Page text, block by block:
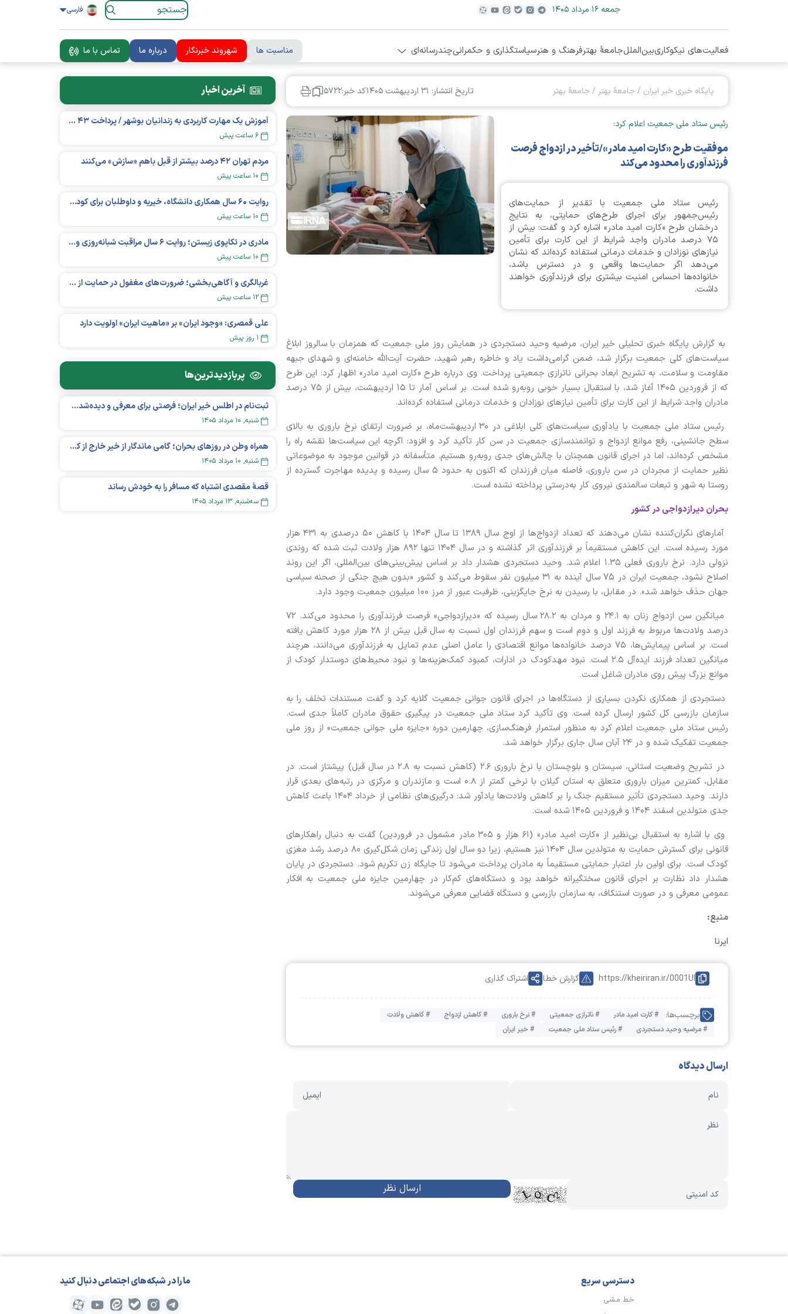
جمعه ۱۶ مرداد ۱۴۰۵ فارسی
فعالیت‌های نیکوکاریبین‌المللجامعۀ بهترفرهنگ و هنرسیاستگذاری و حکمرانیچندرسانه‌ای مناسبت ها شهروند خبرنگار درباره ما تماس با ما
پایگاه خبری خیر ایران /جامعۀ بهتر /جامعۀ بهتر تاریخ انتشار: ۳۱ ارديبهشت ۱۴۰۵ کد خبر:۵۷۲۲
رئیس ستاد ملی جمعیت اعلام کرد:
موفقیت طرح «کارت امید مادر»/تأخیر در ازدواج فرصت
فرزندآوری را محدود می‌کند
رئیس ستاد ملی جمعیت با تقدیر از حمایت‌های
رئیس‌جمهور برای اجرای طرح‌های حمایتی، به نتایج
درخشان طرح «کارت امید مادر» اشاره کرد و گفت: بیش از
۷۵ درصد مادران واجد شرایط از این کارت برای تأمین
نیاز‌های نوزادان و خدمات درمانی استفاده کرده‌اند که نشان
می‌دهد اگر حمایت‌ها واقعی و در دسترس باشد،
خانواده‌ها احساس امنیت بیشتری برای فرزندآوری خواهند
داشت.
به گزارش پایگاه خبری تحلیلی خیر ایران، مرضیه وحید دستجردی در همایش روز ملی جمعیت که همزمان با سالروز ابلاغ
سیاست‌های کلی جمعیت برگزار شد، ضمن گرامی‌داشت یاد و خاطره رهبر شهید، حضرت آیت‌الله خامنه‌ای و شهدای جبهه
مقاومت و سلامت، به تشریح ابعاد بحرانی ناترازی جمعیتی پرداخت. وی درباره طرح «کارت امید مادر» اظهار کرد: این طرح
که از فروردین ۱۴۰۵ آغاز شد، با استقبال بسیار خوبی روبه‌رو شده است. بر اساس آمار تا ۱۵ اردیبهشت، بیش از ۷۵ درصد
مادران واجد شرایط از این کارت برای تأمین نیازهای نوزادان و خدمات درمانی استفاده کرده‌اند.
رئیس ستاد ملی جمعیت با یادآوری سیاست‌های کلی ابلاغی در ۳۰ اردیبهشت‌ماه، بر ضرورت ارتقای نرخ باروری به بالای
سطح جانشینی، رفع موانع ازدواج و توانمندسازی جمعیت در سن کار تأکید کرد و افزود: اگرچه این سیاست‌ها نقشه راه را
مشخص کرده‌اند، اما در اجرای قانون همچنان با چالش‌های جدی روبه‌رو هستیم. متأسفانه در قوانین موجود به موضوعاتی
نظیر حمایت از مجردان در سن باروری، فاصله میان فرزندان که اکنون به حدود ۵ سال رسیده و پدیده مهاجرت گسترده از
روستا به شهر و تبعات سالمندی نیروی کار به‌درستی پرداخته نشده است.
بحران دیرازدواجی در کشور
آمارهای نگران‌کننده نشان می‌دهند که تعداد ازدواج‌ها از اوج سال ۱۳۸۹ تا سال ۱۴۰۴ با کاهش ۵۰ درصدی به ۴۳۱ هزار
مورد رسیده است. این کاهش مستقیماً بر فرزندآوری اثر گذاشته و در سال ۱۴۰۴ تنها ۸۹۲ هزار ولادت ثبت شده که روندی
نزولی دارد. نرخ باروری فعلی ۱.۳۵ اعلام شد. وحید دستجردی هشدار داد بر اساس پیش‌بینی‌های بین‌المللی، اگر این روند
اصلاح نشود، جمعیت ایران در ۷۵ سال آینده به ۳۱ میلیون نفر سقوط می‌کند و کشور «بدون هیچ جنگی از صحنه سیاسی
جهان حذف خواهد شد». در مقابل، با رسیدن به نرخ جایگزینی، ظرفیت عبور از مرز ۱۰۰ میلیون جمعیت وجود دارد.
میانگین سن ازدواج زنان به ۲۴.۱ و مردان به ۲۸.۲ سال رسیده که «دیرازدواجی» فرصت فرزندآوری را محدود می‌کند. ۷۲
درصد ولادت‌ها مربوط به فرزند اول و دوم است و سهم فرزندان اول نسبت به سال قبل بیش از ۲۸ هزار مورد کاهش یافته
است. بر اساس پیمایش‌ها، ۷۵ درصد خانواده‌ها موانع اقتصادی را عامل اصلی عدم تمایل به فرزندآوری می‌دانند، هرچند
میانگین تعداد فرزند ایده‌آل ۲.۵ است. نبود مهدکودک در ادارات، کمبود کمک‌هزینه‌ها و نبود محیط‌های دوستدار کودک از
موانع بزرگ پیش روی مادران شاغل است.
دستجردی از همکاری نکردن بسیاری از دستگاه‌ها در اجرای قانون جوانی جمعیت گلایه کرد و گفت مستندات تخلف را به
سازمان بازرسی کل کشور ارسال کرده است. وی تأکید کرد ستاد ملی جمعیت در پیگیری حقوق مادران کاملاً جدی است.
رئیس ستاد ملی جمعیت اعلام کرد به منظور استمرار فرهنگ‌سازی، چهارمین دوره «جایزه ملی جوانی جمعیت» از روز ملی
جمعیت تفکیک شده و در ۲۴ آبان سال جاری برگزار خواهد شد.
در تشریح وضعیت استانی، سیستان و بلوچستان با نرخ باروری ۲.۶ (کاهش نسبت به ۲.۸ در سال قبل) پیشتاز است. در
مقابل، کمترین میزان باروری متعلق به استان گیلان با نرخی کمتر از ۰.۸ است و مازندران و مرکزی در رتبه‌های بعدی قرار
دارند. وحید دستجردی تأثیر مستقیم جنگ را بر کاهش ولادت‌ها یادآور شد: درگیری‌های نظامی از خرداد ۱۴۰۴ باعث کاهش
جدی متولدین اسفند ۱۴۰۴ و فروردین ۱۴۰۵ شده است.
وی با اشاره به استقبال بی‌نظیر از «کارت امید مادر» (۶۱ هزار و ۳۰۵ مادر مشمول در فروردین) گفت به دنبال راهکارهای
قانونی برای گسترش حمایت به متولدین سال ۱۴۰۴ نیز هستیم، زیرا دو سال اول زندگی زمان شکل‌گیری ۸۰ درصد رشد مغزی
کودک است. برای اولین بار اعتبار حمایتی مستقیماً به مادران پرداخت می‌شود تا جایگاه زن تکریم شود. دستجردی در پایان
هشدار داد نظارت بر اجرای قانون سختگیرانه خواهد بود و دستگاه‌های کم‌کار در چهارمین جایزه ملی جمعیت به افکار
عمومی معرفی و در صورت استنکاف، به سازمان بازرسی و دستگاه قضایی معرفی می‌شوند.
منبع:
ایرنا
https://kheiriran.ir/0001UI گزارش خطا اشتراک گذاری
برچسب‌ها: # کارت امید مادر # ناترازی جمعیتی # نرخ باروری # کاهش ازدواج
# کاهش ولادت
# مرضیه وحید دستجردی
# رئیس ستاد ملی جمعیت # خیر ایران
ارسال دیدگاه
آخرین اخبار
آموزش یک مهارت کاربردی به زندانیان بوشهر / پرداخت ۴۳ میلیارد تومان تسهیلات خوداشتغالی
۶ ساعت پیش
مردم تهران ۴۲ درصد بیشتر از قبل باهم «سازش» می‌کنند
۱۰ ساعت پیش
روایت ۶۰ سال همکاری دانشگاه، خیریه و داوطلبان برای کودکان نیازمند در استرالیا
۱۰ ساعت پیش
مادری در تکاپوی زیستن؛ روایت ۶ سال مراقبت شبانه‌روزی و امید به فردای «نورا»
۱۰ ساعت پیش
غربالگری و آگاهی‌بخشی؛ ضرورت‌های مغفول در حمایت از بیماران «نقص ایمنی اولیه»
۱۲ ساعت پیش
علی قمصری: «وجود ایران» بر «ماهیت ایران» اولویت دارد
۱ روز پیش
پربازدید‌ترین‌ها
ثبت‌نام در اطلس خیر ایران؛ فرصتی برای معرفی و دیده‌شدن مؤسسات نیکوکاری
شنبه, ۱۰ مرداد ۱۴۰۵
همراه وطن در روزهای بحران؛ گامی ماندگار از خیر خارج از کشور در عرصه سلامت
شنبه, ۱۰ مرداد ۱۴۰۵
قصهٔ مقصدی اشتباه که مسافر را به خودش رساند
سه‌شنبه, ۱۳ مرداد ۱۴۰۵
دسترسی سریع
خط مشی
مارا در شبکه‌های اجتماعی دنبال کنید